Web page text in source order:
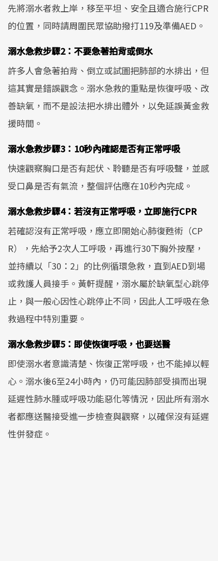
先將溺水者救上岸，移至平坦、安全且適合施行CPR
的位置，同時請周圍民眾協助撥打119及準備AED。
溺水急救步驟2：不要急著拍背或倒水
許多人會急著拍背、倒立或試圖把肺部的水排出，但
這其實是錯誤觀念。溺水急救的重點是恢復呼吸、改
善缺氧，而不是設法把水排出體外，以免延誤黃金救
援時間。
溺水急救步驟3：10秒內確認是否有正常呼吸
快速觀察胸口是否有起伏、聆聽是否有呼吸聲，並感
受口鼻是否有氣流，整個評估應在10秒內完成。
溺水急救步驟4：若沒有正常呼吸，立即施行CPR
若確認沒有正常呼吸，應立即開始心肺復甦術（CP
R），先給予2次人工呼吸，再進行30下胸外按壓，
並持續以「30：2」的比例循環急救，直到AED到場
或救護人員接手。黃軒提醒，溺水屬於缺氧型心跳停
止，與一般心因性心跳停止不同，因此人工呼吸在急
救過程中特別重要。
溺水急救步驟5：即使恢復呼吸，也要送醫
即使溺水者意識清楚、恢復正常呼吸，也不能掉以輕
心。溺水後6至24小時內，仍可能因肺部受損而出現
延遲性肺水腫或呼吸功能惡化等情況，因此所有溺水
者都應送醫接受進一步檢查與觀察，以確保沒有延遲
性併發症。